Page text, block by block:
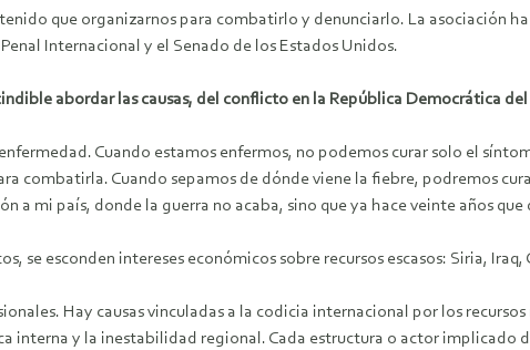
que organizarnos para combatirlo y denunciarlo. La asociación
Internacional y el Senado de los Estados Unidos.
abordar las causas, del conflicto en la República Democrática del
Cuando estamos enfermos, no podemos curar solo el
combatirla. Cuando sepamos de dónde viene la fiebre, podremos
a mi país, donde la guerra no acaba, sino que ya hace veinte años
se esconden intereses económicos sobre recursos escasos: Siria,
Hay causas vinculadas a la codicia internacional por los
interna y la inestabilidad regional. Cada estructura o actor implicado